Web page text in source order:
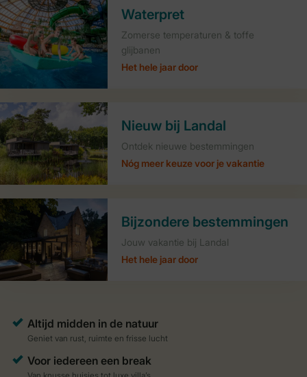
Waterpret
Zomerse temperaturen & toffe
glijbanen
Het hele jaar door
Nieuw bij Landal
Ontdek nieuwe bestemmingen
Nóg meer keuze voor je vakantie
Bijzondere bestemmingen
Jouw vakantie bij Landal
Het hele jaar door